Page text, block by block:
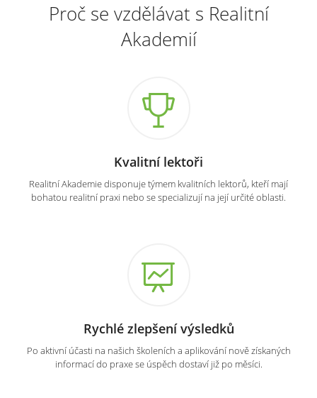
Proč se vzdělávat s Realitní
Akademií
Kvalitní lektoři
Realitní Akademie disponuje týmem kvalitních lektorů, kteří mají
bohatou realitní praxi nebo se specializují na její určité oblasti.
Rychlé zlepšení výsledků
Po aktivní účasti na našich školeních a aplikování nově získaných
informací do praxe se úspěch dostaví již po měsíci.